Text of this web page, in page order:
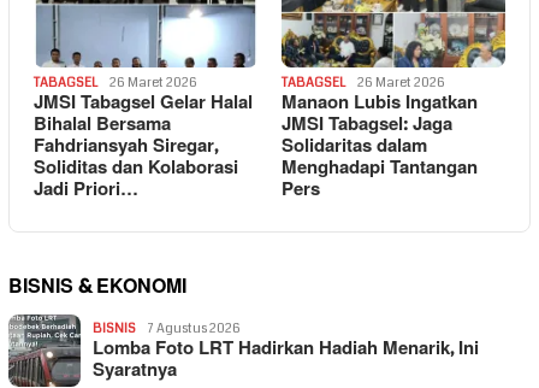
TABAGSEL 26 Maret 2026
JMSI Tabagsel Gelar Halal
Bihalal Bersama
Fahdriansyah Siregar,
Soliditas dan Kolaborasi
Jadi Priori…
TABAGSEL 26 Maret 2026
Manaon Lubis Ingatkan
JMSI Tabagsel: Jaga
Solidaritas dalam
Menghadapi Tantangan
Pers
BISNIS & EKONOMI
BISNIS 7 Agustus 2026
Lomba Foto LRT Hadirkan Hadiah Menarik, Ini
Syaratnya